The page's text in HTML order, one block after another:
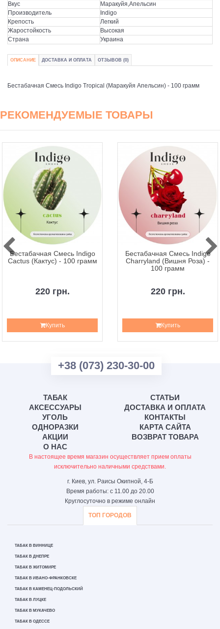
Вкус
Маракуйя,Апельсин
Производитель
Indigo
Крепость
Легкий
Жаростойкость
Высокая
Страна
Украина
ОПИСАНИЕ ДОСТАВКА И ОПЛАТА ОТЗЫВОВ (0)
Бестабачная Смесь Indigo Tropical (Маракуйя Апельсин) - 100 грамм
РЕКОМЕНДУЕМЫЕ ТОВАРЫ
Бестабачная Смесь Indigo
Cactus (Кактус) - 100 грамм
220 грн.
Купить
Бестабачная Смесь Indigo
Charryland (Вишня Роза) -
100 грамм
220 грн.
Купить
+38 (073) 230-30-00
ТАБАК
АКСЕССУАРЫ
УГОЛЬ
ОДНОРАЗКИ
АКЦИИ
О НАС
СТАТЬИ
ДОСТАВКА И ОПЛАТА
КОНТАКТЫ
КАРТА САЙТА
ВОЗВРАТ ТОВАРА
В настоящее время магазин осуществляет прием оплаты
исключительно наличными средствами.
г. Киев, ул. Раисы Окипной, 4-Б
Время работы: с 11.00 до 20.00
Круглосуточно в режиме онлайн
ТОП ГОРОДОВ
ТАБАК В ВИННИЦЕ
ТАБАК В ДНЕПРЕ
ТАБАК В ЖИТОМИРЕ
ТАБАК В ИВАНО-ФРАНКОВСКЕ
ТАБАК В КАМЕНЕЦ-ПОДОЛЬСКИЙ
ТАБАК В ЛУЦКЕ
ТАБАК В МУКАЧЕВО
ТАБАК В ОДЕССЕ